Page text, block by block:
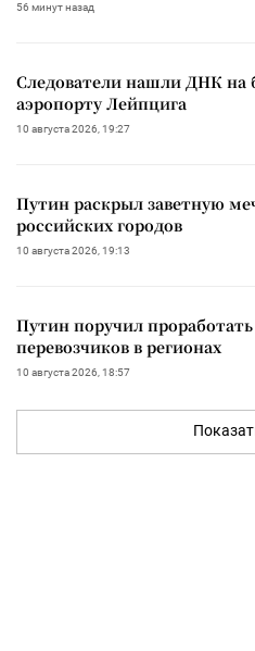
56 минут назад
Следователи нашли ДНК на
аэропорту Лейпцига
10 августа 2026, 19:27
Путин раскрыл заветную
российских городов
10 августа 2026, 19:13
Путин поручил
перевозчиков в регионах
10 августа 2026, 18:57